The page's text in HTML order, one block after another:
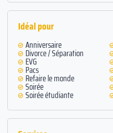
Idéal pour
Anniversaire
Divorce / Séparation
EVG
Pacs
Refaire le monde
Soirée
Soirée étudiante